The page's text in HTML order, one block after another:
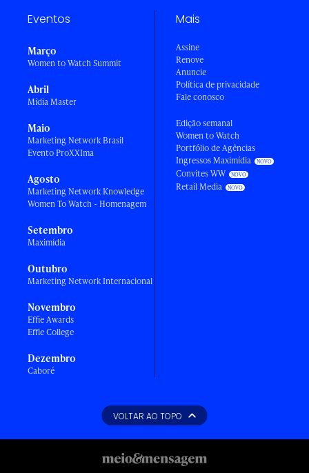
Eventos
Março
Women to Watch Summit
Abril
Mídia Master
Maio
Marketing Network Brasil
Evento ProXXIma
Agosto
Marketing Network Knowledge
Women To Watch - Homenagem
Setembro
Maximídia
Outubro
Marketing Network Internacional
Novembro
Effie Awards
Effie College
Dezembro
Caboré
Mais
Assine
Renove
Anuncie
Política de privacidade
Fale conosco
Edição semanal
Women to Watch
Portfólio de Agências
Ingressos Maximídia
Convites WW
Retail Media
VOLTAR AO TOPO